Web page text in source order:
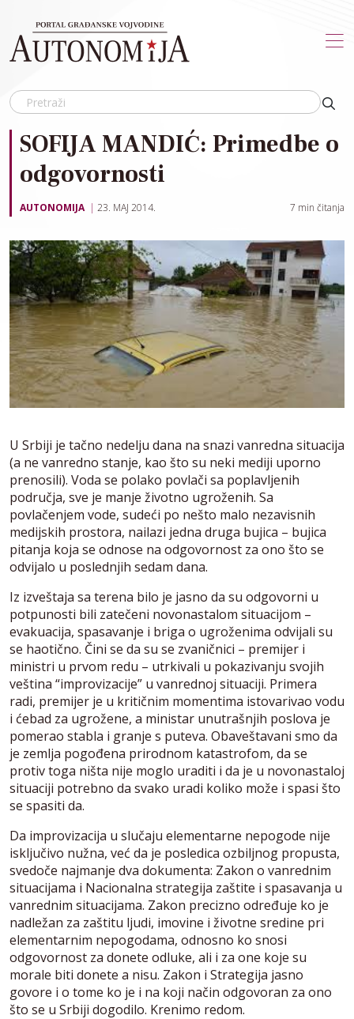
SOFIJA MANDIĆ: Primedbe o
odgovornosti
AUTONOMIJA 23. MAJ 2014. 7 min čitanja
U Srbiji je tačno nedelju dana na snazi vanredna situacija
(a ne vanredno stanje, kao što su neki mediji uporno
prenosili). Voda se polako povlači sa poplavljenih
područja, sve je manje životno ugroženih. Sa
povlačenjem vode, sudeći po nešto malo nezavisnih
medijskih prostora, nailazi jedna druga bujica – bujica
pitanja koja se odnose na odgovornost za ono što se
odvijalo u poslednjih sedam dana.
Iz izveštaja sa terena bilo je jasno da su odgovorni u
potpunosti bili zatečeni novonastalom situacijom –
evakuacija, spasavanje i briga o ugroženima odvijali su
se haotično. Čini se da su se zvaničnici – premijer i
ministri u prvom redu – utrkivali u pokazivanju svojih
veština “improvizacije” u vanrednoj situaciji. Primera
radi, premijer je u kritičnim momentima istovarivao vodu
i ćebad za ugrožene, a ministar unutrašnjih poslova je
pomerao stabla i granje s puteva. Obaveštavani smo da
je zemlja pogođena prirodnom katastrofom, da se
protiv toga ništa nije moglo uraditi i da je u novonastaloj
situaciji potrebno da svako uradi koliko može i spasi što
se spasiti da.
Da improvizacija u slučaju elementarne nepogode nije
isključivo nužna, već da je posledica ozbiljnog propusta,
svedoče najmanje dva dokumenta: Zakon o vanrednim
situacijama i Nacionalna strategija zaštite i spasavanja u
vanrednim situacijama. Zakon precizno određuje ko je
nadležan za zaštitu ljudi, imovine i životne sredine pri
elementarnim nepogodama, odnosno ko snosi
odgovornost za donete odluke, ali i za one koje su
morale biti donete a nisu. Zakon i Strategija jasno
govore i o tome ko je i na koji način odgovoran za ono
što se u Srbiji dogodilo. Krenimo redom.